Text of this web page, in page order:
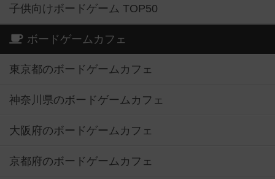
子供向けボードゲーム TOP50
ボードゲームカフェ
東京都のボードゲームカフェ
神奈川県のボードゲームカフェ
大阪府のボードゲームカフェ
京都府のボードゲームカフェ